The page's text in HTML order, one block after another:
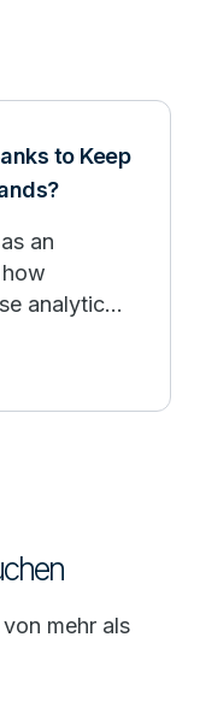
to Keep
an
analytical
mehr als